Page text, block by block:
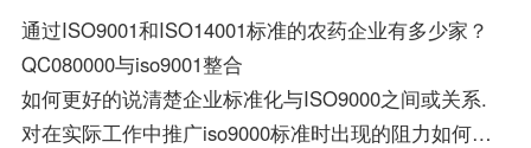
通过ISO9001和ISO14001标准的农药企业有多少家？
QC080000与iso9001整合
如何更好的说清楚企业标准化与ISO9000之间或关系.
对在实际工作中推广iso9000标准时出现的阻力如何克服